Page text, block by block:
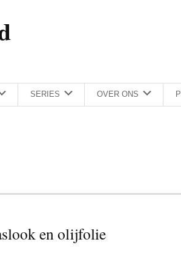
SERIES OVER ONS
en olijfolie